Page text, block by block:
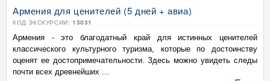
Армения для ценителей (5 дней + авиа)
КОД ЭКСКУРСИИ: 13031
Армения - это благодатный край для истинных ценителей
классического культурного туризма, которые по достоинству
оценят ее достопримечательности. Здесь можно увидеть следы
почти всех древнейших ...